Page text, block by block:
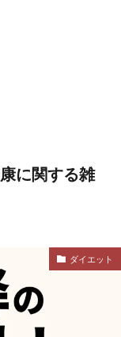
に関する雑
ダイエット